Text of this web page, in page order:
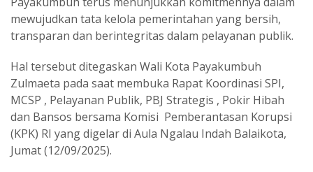
mewujudkan tata kelola pemerintahan yang bersih,
transparan dan berintegritas dalam pelayanan publik.
Hal tersebut ditegaskan Wali Kota Payakumbuh
Zulmaeta pada saat membuka Rapat Koordinasi SPI,
MCSP , Pelayanan Publik, PBJ Strategis , Pokir Hibah
dan Bansos bersama Komisi Pemberantasan Korupsi
(KPK) RI yang digelar di Aula Ngalau Indah Balaikota,
Jumat (12/09/2025).